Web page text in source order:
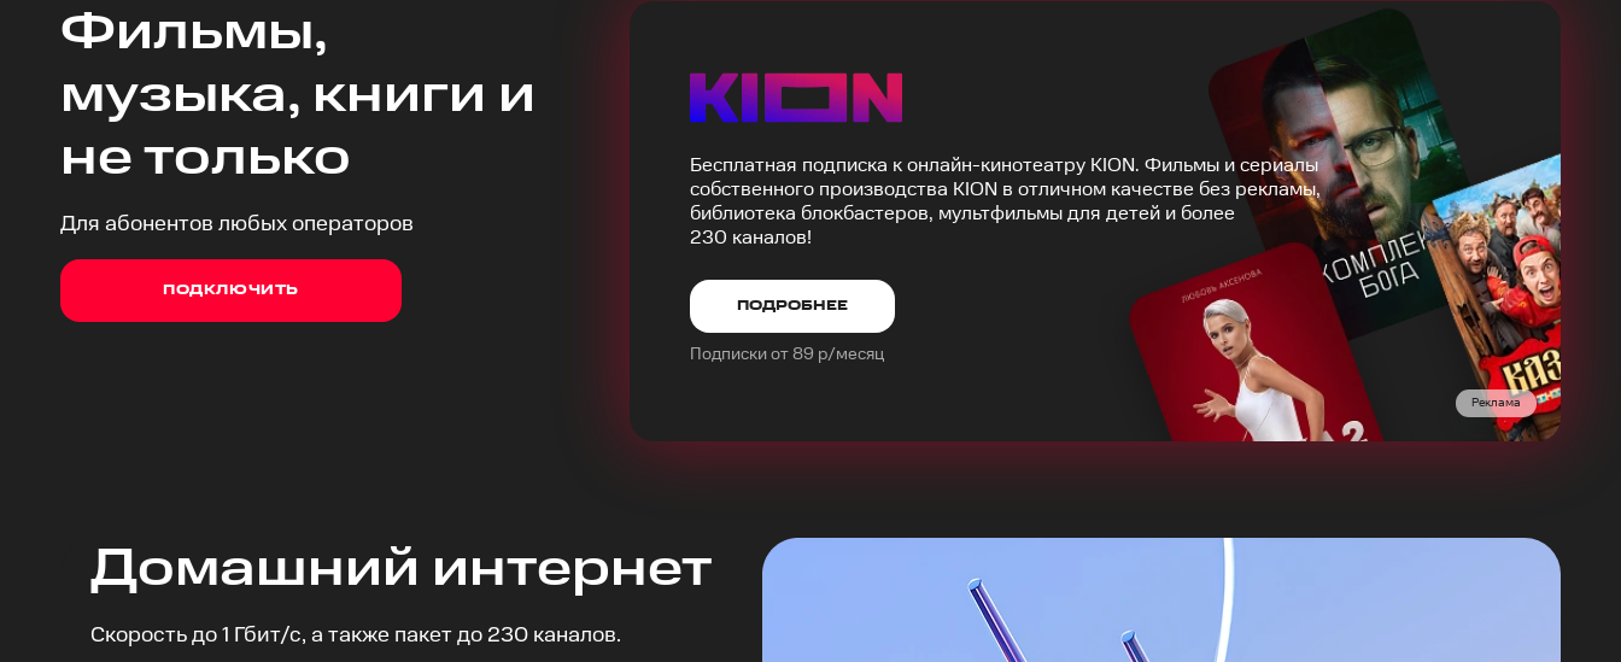
Фильмы,
музыка, книги и
не только
Для абонентов любых операторов
ПОДКЛЮЧИТЬ
Бесплатная подписка к онлайн-кинотеатру KION. Фильмы и сериалы
собственного производства KION в отличном качестве без рекламы,
библиотека блокбастеров, мультфильмы для детей и более
230 каналов!
ПОДРОБНЕЕ
Подписки от 89 р/месяц
Реклама
Домашний интернет
Скорость до 1 Гбит/с, а также пакет до 230 каналов.